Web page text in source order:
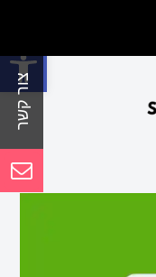
פתח סרגל נגישות